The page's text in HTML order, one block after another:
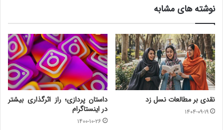
نوشته های مشابه
نقدی بر مطالعات نسل زد
۱۴۰۴-۰۹-۱۹
داستان پردازی؛ راز اثرگذاری بیشتر
در اینستاگرام
۱۴۰۰-۱۰-۲۶